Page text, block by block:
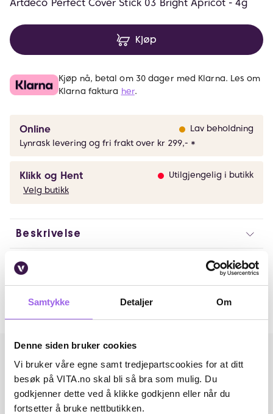
Samtykke Detaljer Om
Denne siden bruker cookies
Vi bruker våre egne samt tredjepartscookies for at ditt
besøk på VITA.no skal bli så bra som mulig. Du
godkjenner dette ved å klikke godkjenn eller når du
fortsetter å bruke nettbutikken.
Artdeco Perfect Cover Stick 03 Bright Apricot - 4g
Kjøp
Kjøp nå, betal om 30 dager med Klarna. Les om
Klarna faktura her.
Online
Lav beholdning
Lynrask levering og fri frakt over kr 299,- *
Klikk og Hent
Utilgjengelig i butikk
Velg butikk
Beskrivelse
Artikkelnummer: 49296
Omtaler